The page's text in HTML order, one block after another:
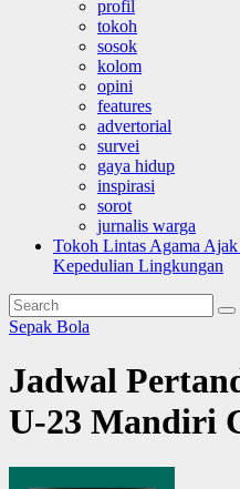
profil
tokoh
sosok
kolom
opini
features
advertorial
survei
gaya hidup
inspirasi
sorot
jurnalis warga
Tokoh Lintas Agama
Kepedulian Lingkungan
Sepak Bola
Jadwal
U-23 Mandiri